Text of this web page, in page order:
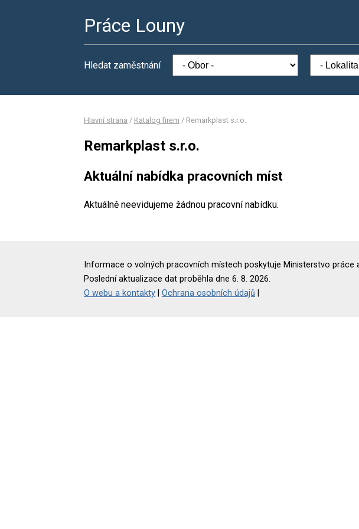
Práce Louny
Hledat zaměstnání
Hlavní strana / Katalog firem / Remarkplast s.r.o.
Remarkplast s.r.o.
Aktuální nabídka pracovních míst
Aktuálně neevidujeme žádnou pracovní nabídku.
Informace o volných pracovních místech poskytuje Ministerstvo práce
Poslední aktualizace dat proběhla dne 6. 8. 2026.
O webu a kontakty
Ochrana osobních údajů